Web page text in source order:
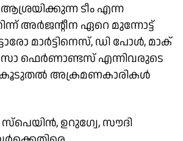
ആശ്രയിക്കുന്ന ടീം എന്ന
അർജന്റീന ഏറെ മുന്നോട്ട്
മാർട്ടിനെസ്, ഡി പോൾ, മാക്
ഫെർണാണ്ടസ് എന്നിവരുടെ
കൂടുതൽ അക്രമണകാരികൾ
സ്പെയിൻ, ഉറുഗ്വേ, സൗദി